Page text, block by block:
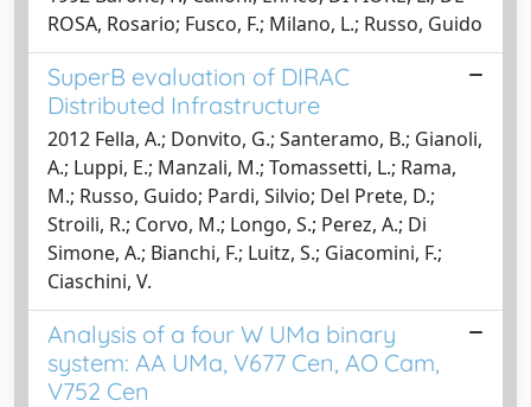
ROSA, Rosario; Fusco, F.; Milano, L.; Russo, Guido
SuperB evaluation of DIRAC
Distributed Infrastructure
2012 Fella, A.; Donvito, G.; Santeramo, B.; Gianoli,
A.; Luppi, E.; Manzali, M.; Tomassetti, L.; Rama,
M.; Russo, Guido; Pardi, Silvio; Del Prete, D.;
Stroili, R.; Corvo, M.; Longo, S.; Perez, A.; Di
Simone, A.; Bianchi, F.; Luitz, S.; Giacomini, F.;
Ciaschini, V.
Analysis of a four W UMa binary
system: AA UMa, V677 Cen, AO Cam,
V752 Cen